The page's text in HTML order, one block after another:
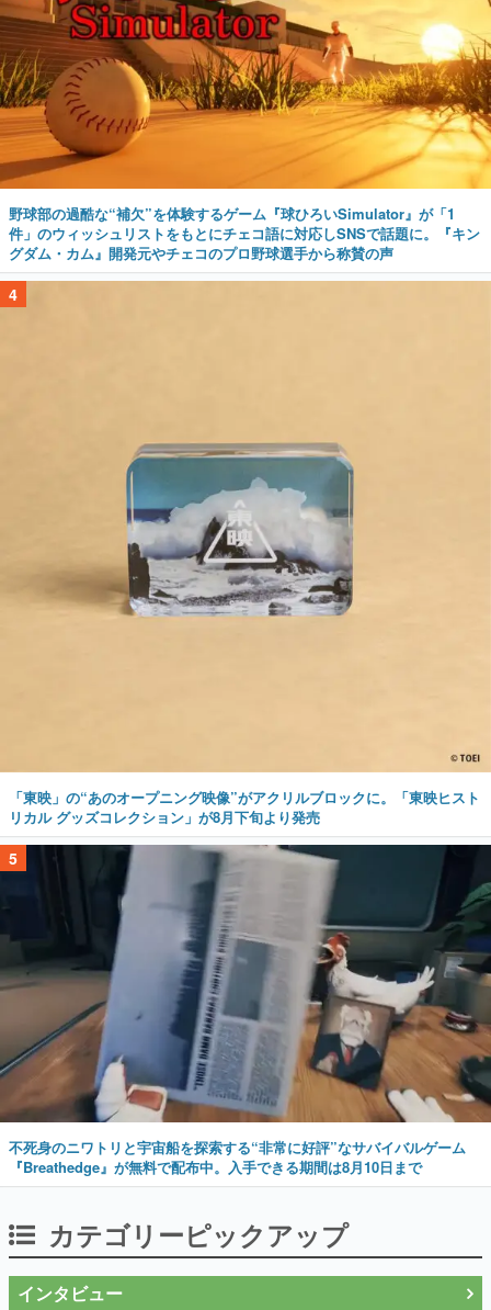
野球部の過酷な“補欠”を体験するゲーム『球ひろいSimulator』が「1
件」のウィッシュリストをもとにチェコ語に対応しSNSで話題に。『キン
グダム・カム』開発元やチェコのプロ野球選手から称賛の声
4
「東映」の“あのオープニング映像”がアクリルブロックに。「東映ヒスト
リカル グッズコレクション」が8月下旬より発売
5
不死身のニワトリと宇宙船を探索する“非常に好評”なサバイバルゲーム
『Breathedge』が無料で配布中。入手できる期間は8月10日まで
カテゴリーピックアップ
インタビュー